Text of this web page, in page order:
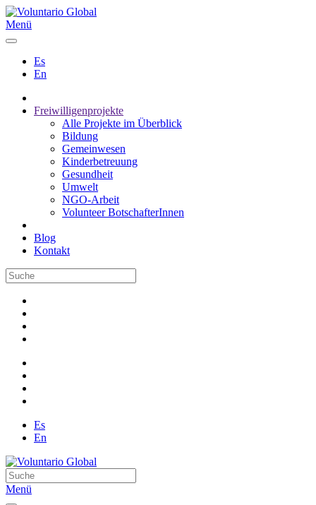
Menü
Es
En
Freiwilligenprojekte
Alle Projekte im Überblick
Bildung
Gemeinwesen
Kinderbetreuung
Gesundheit
Umwelt
NGO-Arbeit
Volunteer BotschafterInnen
Blog
Kontakt
Es
En
Menü